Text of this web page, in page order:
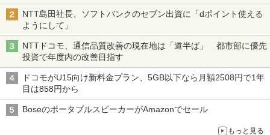
NTT島田社長、ソフトバンクのセブン出資に「dポイント使える
ようにして」
NTTドコモ、通信品質改善の現在地は「道半ば」 都市部に優先
投資で年度内の改善目指す
ドコモがU15向け新料金プラン、5GB以下なら月額2508円で1年
目は858円から
BoseのポータブルスピーカーがAmazonでセール
もっと見る